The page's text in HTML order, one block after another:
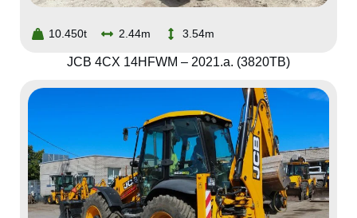
10.450t 2.44m 3.54m
JCB 4CX 14HFWM – 2021.a. (3820TB)